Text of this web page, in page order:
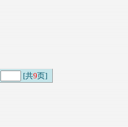
[共9页]